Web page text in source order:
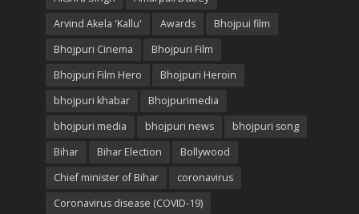
Arvind Akela 'Kallu'
Awards
Bhojpui film
Bhojpuri Cinema
Bhojpuri Film
Bhojpuri Film Hero
Bhojpuri Heroin
bhojpuri khabar
Bhojpurimedia
bhojpuri media
bhojpuri news
bhojpuri song
Bihar
Bihar Election
Bollywood
Chief minister of Bihar
coronavirus
Coronavirus disease (COVID-19)